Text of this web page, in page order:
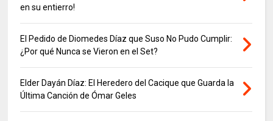
en su entierro!
El Pedido de Diomedes Díaz que Suso No Pudo Cumplir:
¿Por qué Nunca se Vieron en el Set?
Elder Dayán Díaz: El Heredero del Cacique que Guarda la
Última Canción de Ómar Geles